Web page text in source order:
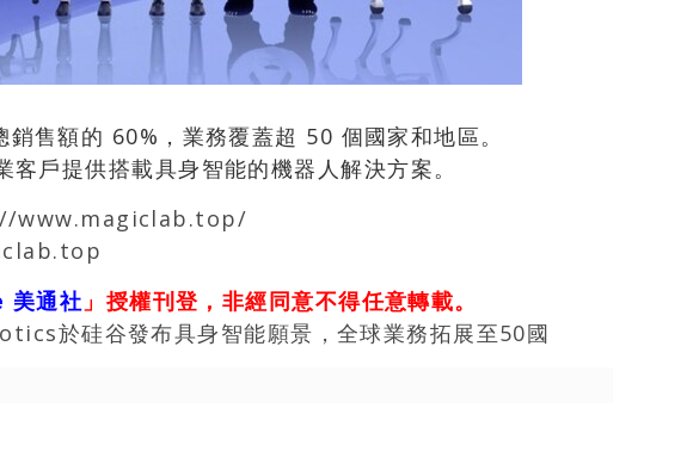
售額的 60%，業務覆蓋超 50 個國家和地區。
戶提供搭載具身智能的機器人解決方案。
www.magiclab.top/
通社 」授權刊登，非經同意不得任意轉載。
於硅谷發布具身智能願景，全球業務拓展至50國